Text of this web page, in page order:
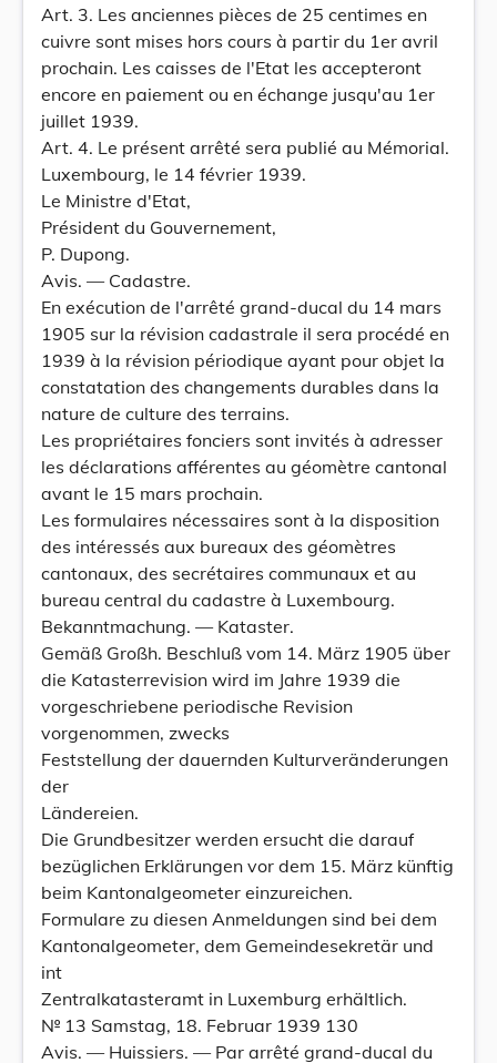
Art. 3. Les anciennes pièces de 25 centimes en
cuivre sont mises hors cours à partir du 1er avril
prochain. Les caisses de l'Etat les accepteront
encore en paiement ou en échange jusqu'au 1er
juillet 1939.
Art. 4. Le présent arrêté sera publié au Mémorial.
Luxembourg, le 14 février 1939.
Le Ministre d'Etat,
Président du Gouvernement,
P. Dupong.
Avis. — Cadastre.
En exécution de l'arrêté grand-ducal du 14 mars
1905 sur la révision cadastrale il sera procédé en
1939 à la révision périodique ayant pour objet la
constatation des changements durables dans la
nature de culture des terrains.
Les propriétaires fonciers sont invités à adresser
les déclarations afférentes au géomètre cantonal
avant le 15 mars prochain.
Les formulaires nécessaires sont à la disposition
des intéressés aux bureaux des géomètres
cantonaux, des secrétaires communaux et au
bureau central du cadastre à Luxembourg.
Bekanntmachung. — Kataster.
Gemäß Großh. Beschluß vom 14. März 1905 über
die Katasterrevision wird im Jahre 1939 die
vorgeschriebene periodische Revision
vorgenommen, zwecks
Feststellung der dauernden Kulturveränderungen
der
Ländereien.
Die Grundbesitzer werden ersucht die darauf
bezüglichen Erklärungen vor dem 15. März künftig
beim Kantonalgeometer einzureichen.
Formulare zu diesen Anmeldungen sind bei dem
Kantonalgeometer, dem Gemeindesekretär und
int
Zentralkatasteramt in Luxemburg erhältlich.
№ 13 Samstag, 18. Februar 1939 130
Avis. — Huissiers. — Par arrêté grand-ducal du